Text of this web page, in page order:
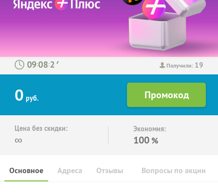
Получили: 19
: :
0 руб.
Цена без скидки:
∞
Экономия:
100 %
Основное Отзывы Вопросы по акции
Адреса